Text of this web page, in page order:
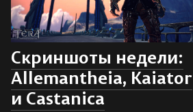
Скриншоты недели:
Allemantheia, Kaiator
и Castanica